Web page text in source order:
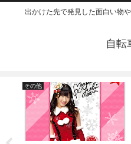
出かけた先で発見した面白い物
自転
その他